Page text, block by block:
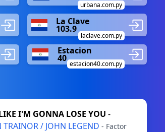
urbana.com.py
La Clave
103.9
laclave.com.py
Estacion
40
estacion40.com.py
I'M GONNA LOSE YOU -
TRAINOR / JOHN LEGEND - Factor